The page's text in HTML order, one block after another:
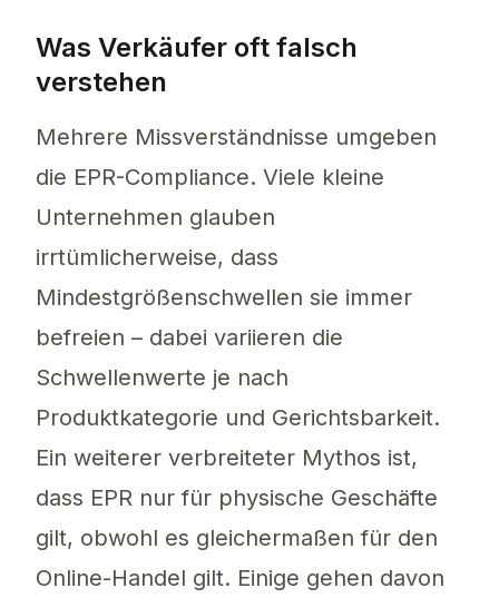
Was Verkäufer oft falsch
verstehen
Mehrere Missverständnisse umgeben
die EPR-Compliance. Viele kleine
Unternehmen glauben
irrtümlicherweise, dass
Mindestgrößenschwellen sie immer
befreien – dabei variieren die
Schwellenwerte je nach
Produktkategorie und Gerichtsbarkeit.
Ein weiterer verbreiteter Mythos ist,
dass EPR nur für physische Geschäfte
gilt, obwohl es gleichermaßen für den
Online-Handel gilt. Einige gehen davon